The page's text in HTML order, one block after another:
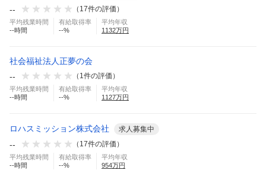
-- （ 17件の評価）
平均残業時間
--時間
有給取得率
--%
平均年収
1132万円
社会福祉法人正夢の会
--
（ 1件の評価）
平均残業時間
--時間
有給取得率
--%
平均年収
1127万円
ロハスミッション株式会社 求人募集中
-- （ 17件の評価）
平均残業時間
--時間
有給取得率
--%
平均年収
954万円